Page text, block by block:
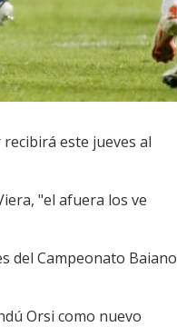
este jueves al
"el afuera los ve
del Campeonato Baiano
Orsi como nuevo